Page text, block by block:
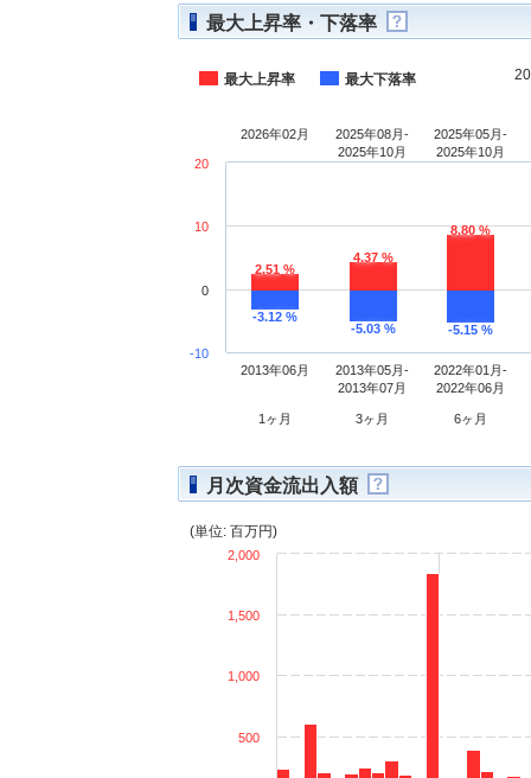
最大上昇率・下落率
2.51 %
4.37 %
8.80 %
-3.12 %
-5.03 %
-5.15 %
最大上昇率 最大下落率
2026年02月
2025年08月-
2025年10月
2025年05月-
2025年10月
2013年06月
2013年05月-
2013年07月
2022年01月-
2022年06月
1ヶ月 3ヶ月 6ヶ月
-10
0
10
20
月次資金流出入額
(単位: 百万円)
500
1,000
1,500
2,000